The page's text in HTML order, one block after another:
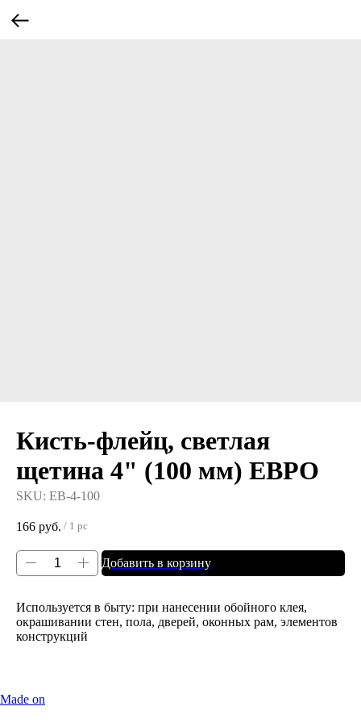
Кисть-флейц, светлая
щетина 4" (100 мм) ЕВРО
SKU: ЕВ-4-100
166 руб. / 1 pc
Добавить в корзину
Используется в быту: при нанесении обойного клея,
окрашивании стен, пола, дверей, оконных рам, элементов
конструкций
Made on